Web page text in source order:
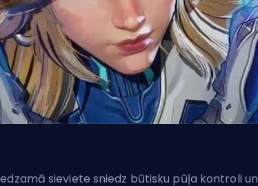
sieviete sniedz būtisku pūļa kontroli un